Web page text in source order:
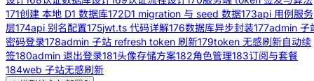
171创建 本地 D1 数据库172D1 migration 与 seed 数据173api 用例服务
层174api 别名配置175jwt.ts 代码详解176数据库异步封装177admin 子
密码登录178admin 子站 refresh token 刷新179token 无感刷新自动续
签180admin 退出登录181头像存储方案182角色管理183订阅与套餐
184web 子站无感刷新